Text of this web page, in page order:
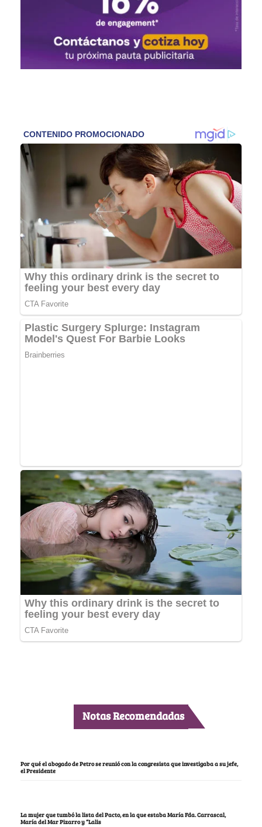
Notas Recomendadas
Por qué el abogado de Petro se reunió con la congresista que investigaba a su jefe,
el Presidente
La mujer que tumbó la lista del Pacto, en la que estaba María Fda. Carrascal,
María del Mar Pizarro y “Lalis